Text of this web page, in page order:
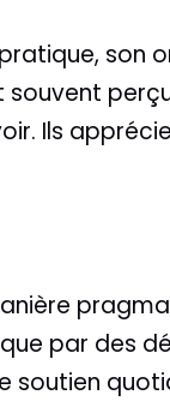
son
souvent
Ils
par des
soutien